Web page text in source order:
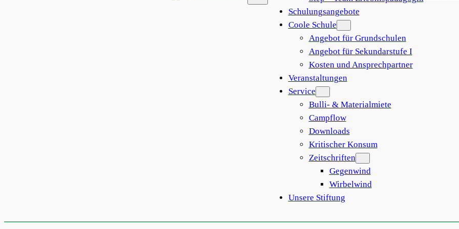
Schulungsangebote
Coole Schule
Angebot für Grundschulen
Angebot für Sekundarstufe I
Kosten und Ansprechpartner
Veranstaltungen
Service
Bulli- & Materialmiete
Campflow
Downloads
Kritischer Konsum
Zeitschriften
Gegenwind
Wirbelwind
Unsere Stiftung